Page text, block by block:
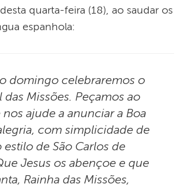
quarta-feira (18), ao saudar os
espanhola:
domingo celebraremos o
das Missões. Peçamos ao
ajude a anunciar a Boa
com simplicidade de
de São Carlos de
Jesus os abençoe e que
Rainha das Missões,